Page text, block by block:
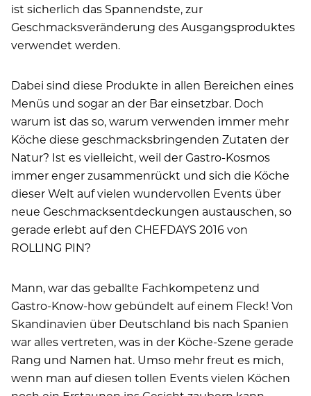
ist sicherlich das Spannendste, zur
Geschmacksveränderung des Ausgangsproduktes
verwendet werden.
Dabei sind diese Produkte in allen Bereichen eines
Menüs und sogar an der Bar einsetzbar. Doch
warum ist das so, warum verwenden immer mehr
Köche diese geschmacksbringenden Zutaten der
Natur? Ist es vielleicht, weil der Gastro-Kosmos
immer enger zusammenrückt und sich die Köche
dieser Welt auf vielen wundervollen Events über
neue Geschmacksentdeckungen austauschen, so
gerade erlebt auf den CHEFDAYS 2016 von
ROLLING PIN?
Mann, war das geballte Fachkompetenz und
Gastro-Know-how gebündelt auf einem Fleck! Von
Skandinavien über Deutschland bis nach Spanien
war alles vertreten, was in der Köche-Szene gerade
Rang und Namen hat. Umso mehr freut es mich,
wenn man auf diesen tollen Events vielen Köchen